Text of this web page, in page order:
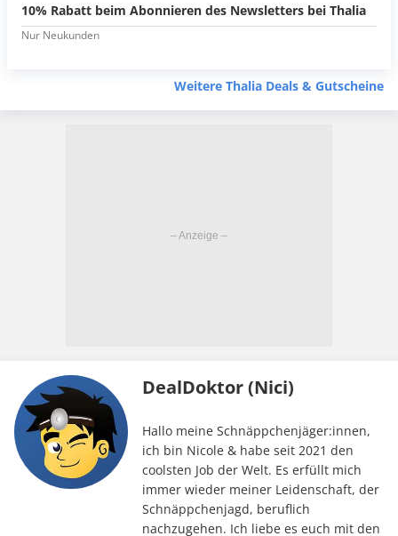
10% Rabatt beim Abonnieren des Newsletters bei Thalia
Nur Neukunden
Weitere Thalia Deals & Gutscheine
DealDoktor (Nici)
Hallo meine Schnäppchenjäger:innen,
ich bin Nicole & habe seit 2021 den
coolsten Job der Welt. Es erfüllt mich
immer wieder meiner Leidenschaft, der
Schnäppchenjagd, beruflich
nachzugehen. Ich liebe es euch mit den